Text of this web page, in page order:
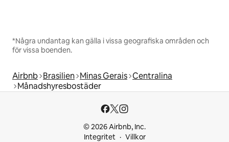
*Några undantag kan gälla i vissa geografiska områden och
för vissa boenden.
Airbnb Brasilien Minas Gerais Centralina
Månadshyresbostäder
© 2026 Airbnb, Inc.
Integritet
Villkor